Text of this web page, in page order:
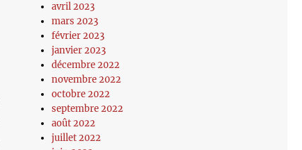
avril 2023
mars 2023
février 2023
janvier 2023
décembre 2022
novembre 2022
octobre 2022
septembre 2022
août 2022
juillet 2022